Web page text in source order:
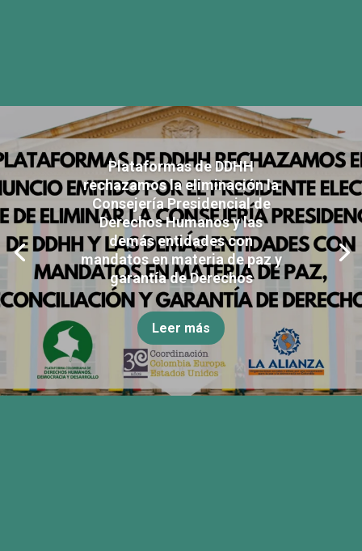
Plataformas de DDHH
rechazamos la eliminación la
Consejería Presidencial de
Derechos Humanos y las
demás entidades con
mandatos en materia de paz y
garantía de Derechos
Leer más